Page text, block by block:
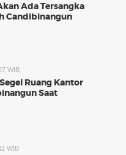
Ada Tersangka
Candibinangun
WIB
Ruang Kantor
Saat
WIB